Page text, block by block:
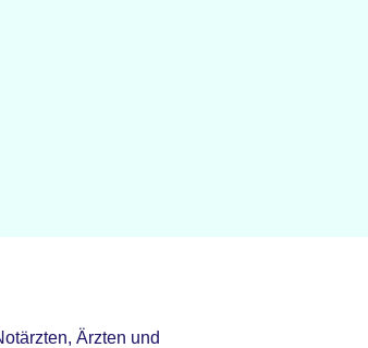
Ärzten und